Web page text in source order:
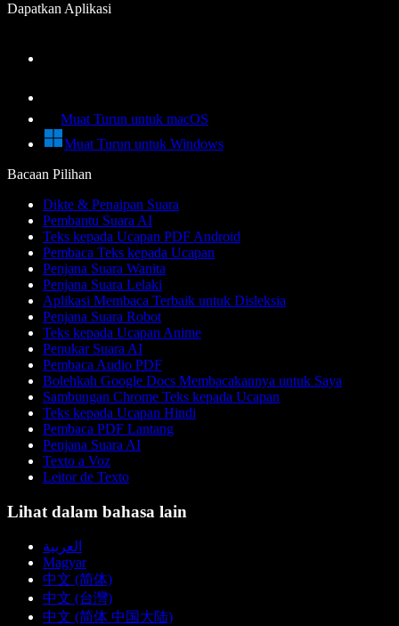
Dapatkan Aplikasi
Muat Turun untuk macOS
Muat Turun untuk Windows
Bacaan Pilihan
Dikte & Penaipan Suara
Pembantu Suara AI
Teks kepada Ucapan PDF Android
Pembaca Teks kepada Ucapan
Penjana Suara Wanita
Penjana Suara Lelaki
Aplikasi Membaca Terbaik untuk Disleksia
Penjana Suara Robot
Teks kepada Ucapan Anime
Penukar Suara AI
Pembaca Audio PDF
Bolehkah Google Docs Membacakannya untuk Saya
Sambungan Chrome Teks kepada Ucapan
Teks kepada Ucapan Hindi
Pembaca PDF Lantang
Penjana Suara AI
Texto a Voz
Leitor de Texto
Lihat dalam bahasa lain
العربية
Magyar
中文 (简体)
中文 (台灣)
中文 (简体 中国大陆)